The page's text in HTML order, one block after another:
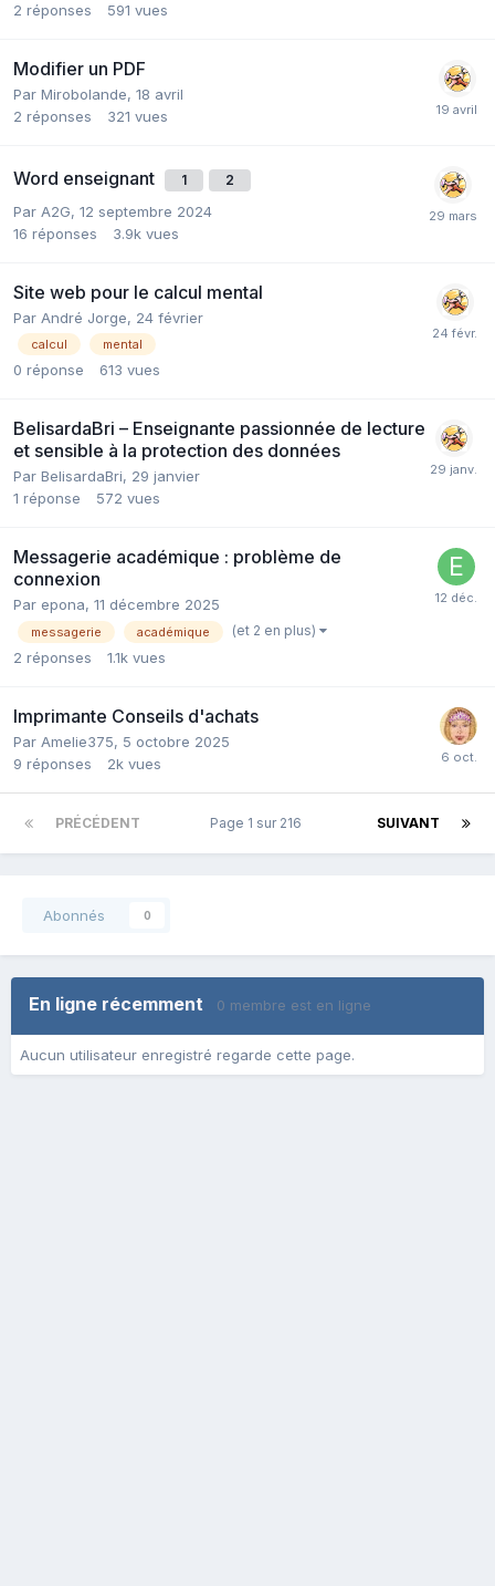
2 réponses 591 vues
Modifier un PDF
Par Mirobolande, 18 avril
2 réponses 321 vues
Word enseignant 1 2
Par A2G, 12 septembre 2024
16 réponses 3.9k vues
Site web pour le calcul mental
Par André Jorge, 24 février
calcul mental
0 réponse 613 vues
BelisardaBri – Enseignante passionnée de lecture
et sensible à la protection des données
Par BelisardaBri, 29 janvier
1 réponse 572 vues
Messagerie académique : problème de
connexion
Par epona, 11 décembre 2025
messagerie académique (et 2 en plus)
2 réponses 1.1k vues
Imprimante Conseils d'achats
Par Amelie375, 5 octobre 2025
9 réponses 2k vues
PRÉCÉDENT SUIVANT
Page 1 sur 216
Abonnés 0
En ligne récemment 0 membre est en ligne
Aucun utilisateur enregistré regarde cette page.